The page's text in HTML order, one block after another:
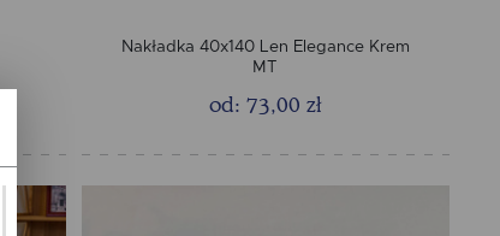
Nakładka 40x140 Len Elegance Krem
MT
od: 73,00 zł